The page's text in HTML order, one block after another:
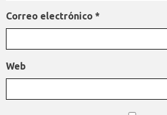
Correo electrónico *
Web